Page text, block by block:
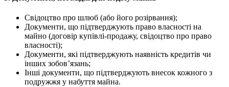
Свідоцтво про шлюб (або його розірвання);
Документи, що підтверджують право власності на
майно (договір купівлі-продажу, свідоцтво про право
власності);
Документи, які підтверджують наявність кредитів чи
інших зобов’язань;
Інші документи, що підтверджують внесок кожного з
подружжя у набуття майна.